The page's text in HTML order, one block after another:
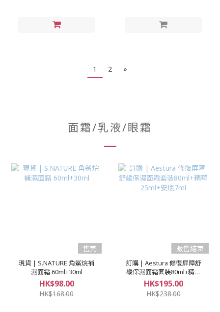
1 2 »
面霜/乳液/眼霜
售完
現貨 | S.NATURE 角鯊烷補
濕面霜 60ml+30ml
HK$98.00
HK$168.00
販售結束
訂購 | Aestura 修復屏障舒
緩保濕面霜套裝80ml+精華
25ml+安瓶7ml
HK$195.00
HK$238.00